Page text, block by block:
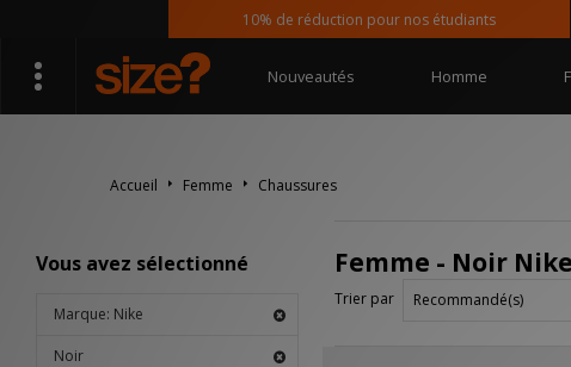
10% de réduction pour nos étudiants
Nouveautés Homme
Accueil Femme Chaussures
Vous avez sélectionné
Marque: Nike
Noir
Femme - Noir
Trier par